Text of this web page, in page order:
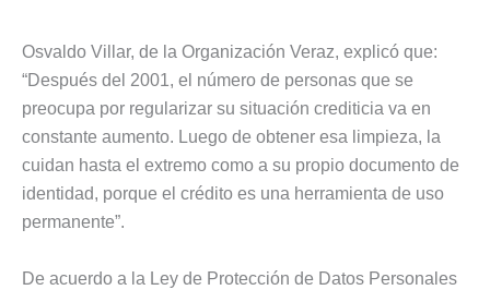
Osvaldo Villar, de la Organización Veraz, explicó que:
“Después del 2001, el número de personas que se
preocupa por regularizar su situación crediticia va en
constante aumento. Luego de obtener esa limpieza, la
cuidan hasta el extremo como a su propio documento de
identidad, porque el crédito es una herramienta de uso
permanente”.
De acuerdo a la Ley de Protección de Datos Personales